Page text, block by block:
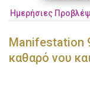
Ημερήσιες
Manifestation
καθαρό νου